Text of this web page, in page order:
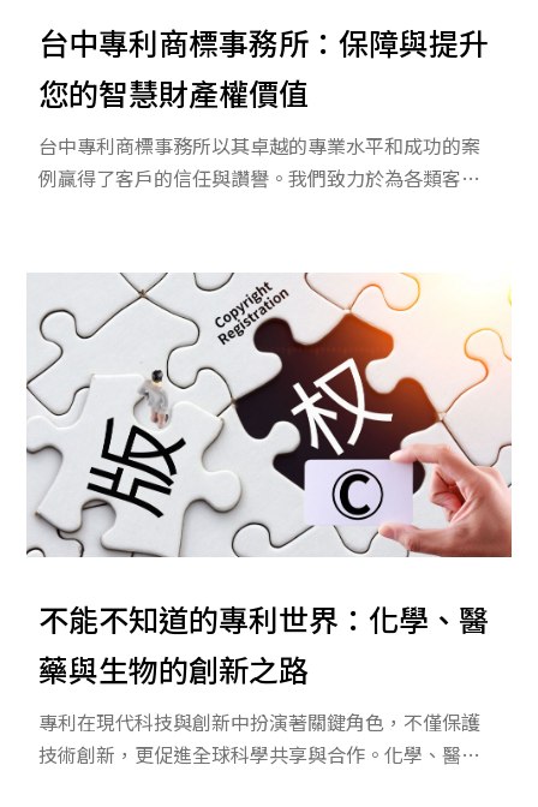
台中專利商標事務所：保障與提升
您的智慧財產權價值
台中專利商標事務所以其卓越的專業水平和成功的案
例贏得了客戶的信任與讚譽。我們致力於為各類客戶
業知識和專業技能，我們不僅保障客戶的智慧財產
權，還助其在市場競爭中取得持久優勢。我們的成功
案例和客戶見證充分證明，我們是您值得信賴的專利
商標服務提供者。
不能不知道的專利世界：化學、醫
藥與生物的創新之路
專利在現代科技與創新中扮演著關鍵角色，不僅保護
技術創新，更促進全球科學共享與合作。化學、醫藥